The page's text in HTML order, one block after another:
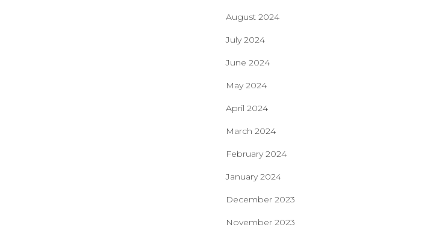
August 2024
July 2024
June 2024
May 2024
April 2024
March 2024
February 2024
January 2024
December 2023
November 2023